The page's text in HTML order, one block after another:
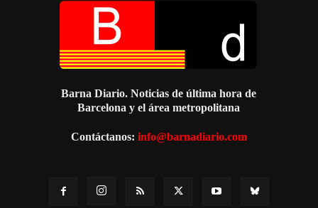
Barna Diario. Noticias de última hora de
Barcelona y el área metropolitana
Contáctanos: info@barnadiario.com